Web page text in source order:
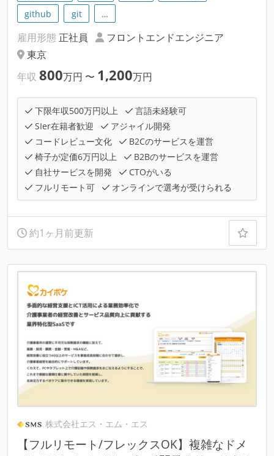
github
git …
雇用形態 正社員
フロントエンドエンジニア
東京
年収 800万円 〜 1,200万円
下限年収500万円以上
言語未経験可
SIer在籍者歓迎
アジャイル開発
コードレビュー文化
B2Cのサービスを運営
椅子が定価6万円以上
B2Bのサービスを運営
自社サービスを開発
CTOがいる
フルリモート可
オンラインで選考が受けられる
約1ヶ月前更新
株式会社エス・エム・エス
【フルリモート/フレックスOK】複雑なドメ